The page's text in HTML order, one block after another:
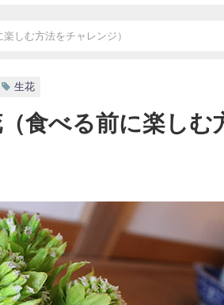
しむ方法をチャレンジ）
生花
食べる前に楽しむ